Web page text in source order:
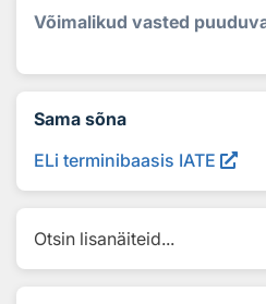
Võimalikud vasted
Sama sõna
ELi terminibaasis IATE
Otsin lisanäiteid...